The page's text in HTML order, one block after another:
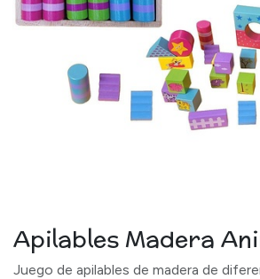
Apilables Madera
Juego de apilables de madera de